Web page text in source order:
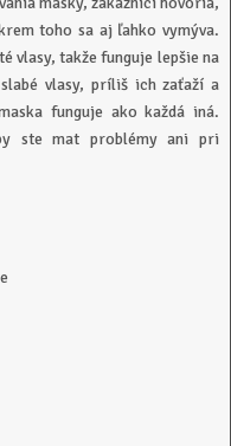
toho sa aj ľahko vymýva.
vlasy, takže funguje lepšie na
vlasy, príliš ich zaťaží a
funguje ako každá iná.
ste mat problémy ani pri